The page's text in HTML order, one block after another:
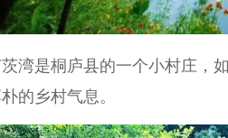
是桐庐县的一个小村庄，
的乡村气息。